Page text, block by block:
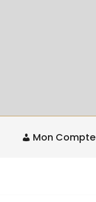
Mon Compte